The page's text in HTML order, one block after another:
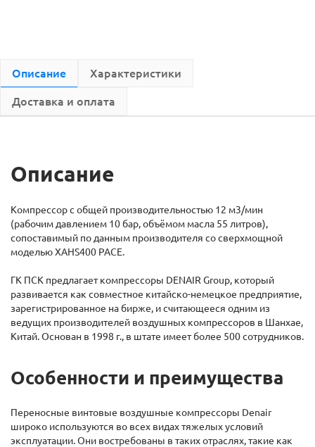
Описание Характеристики
Доставка и оплата
Описание
Компрессор с общей производительностью 12 м3/мин
(рабочим давлением 10 бар, объёмом масла 55 литров),
сопоставимый по данным производителя со сверхмощной
моделью XAHS400 PACE.
ГК ПСК предлагает компрессоры DENAIR Group, который
развивается как совместное китайско-немецкое предприятие,
зарегистрированное на бирже, и считающееся одним из
ведущих производителей воздушных компрессоров в Шанхае,
Китай. Основан в 1998 г., в штате имеет более 500 сотрудников.
Особенности и преимущества
Переносные винтовые воздушные компрессоры Denair
широко используются во всех видах тяжелых условий
эксплуатации. Они востребованы в таких отраслях, такие как